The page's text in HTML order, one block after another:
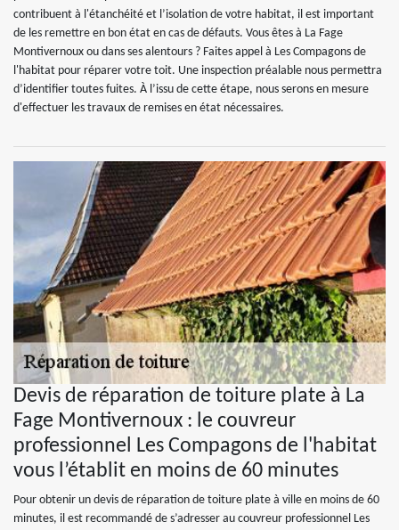
contribuent à l'étanchéité et l’isolation de votre habitat, il est important
de les remettre en bon état en cas de défauts. Vous êtes à La Fage
Montivernoux ou dans ses alentours ? Faites appel à Les Compagons de
l'habitat pour réparer votre toit. Une inspection préalable nous permettra
d’identifier toutes fuites. À l’issu de cette étape, nous serons en mesure
d'effectuer les travaux de remises en état nécessaires.
Devis de réparation de toiture plate à La
Fage Montivernoux : le couvreur
professionnel Les Compagons de l'habitat
vous l’établit en moins de 60 minutes
Pour obtenir un devis de réparation de toiture plate à ville en moins de 60
minutes, il est recommandé de s’adresser au couvreur professionnel Les